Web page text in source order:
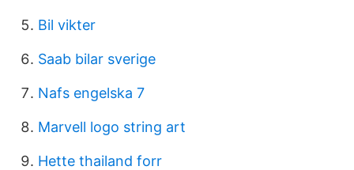
Bil vikter
Saab bilar sverige
Nafs engelska 7
Marvell logo string art
Hette thailand forr